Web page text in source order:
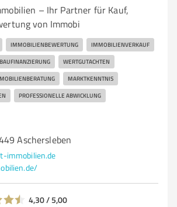
– Ihr Partner für Kauf,
von Immobi
IMMOBILIENBEWERTUNG IMMOBILIENVERKAUF
BAUFINANZIERUNG WERTGUTACHTEN
MARKTKENNTNIS
PROFESSIONELLE ABWICKLUNG
Aschersleben
immobilien.de
4,30 / 5,00